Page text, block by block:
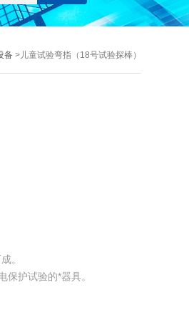
备>儿童试验弯指（18号试验探棒）
。
护试验的*器具。